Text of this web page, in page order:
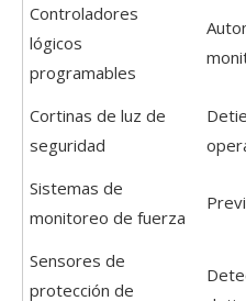
Controladores
lógicos
programables
Cortinas de luz de
seguridad
Sistemas de
monitoreo de fuerza
Sensores de
protección de